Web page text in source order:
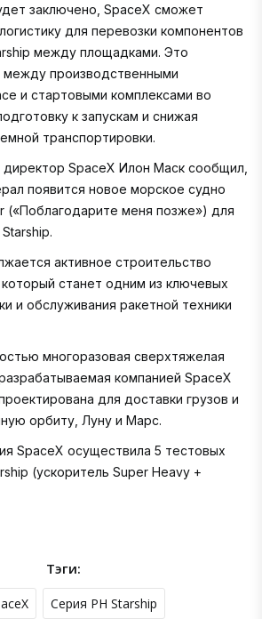
заключено, SpaceX сможет
для перевозки компонентов
между площадками. Это
между производственными
и стартовыми комплексами во
к запускам и снижая
транспортировки.
SpaceX Илон Маск сообщил,
появится новое морское судно
(«Поблагодарите меня позже») для
активное строительство
который станет одним из ключевых
и обслуживания ракетной техники
многоразовая сверхтяжелая
компанией SpaceX
для доставки грузов и
орбиту, Луну и Марс.
SpaceX осуществила 5 тестовых
(ускоритель Super Heavy +
Тэги:
Серия РН Starship